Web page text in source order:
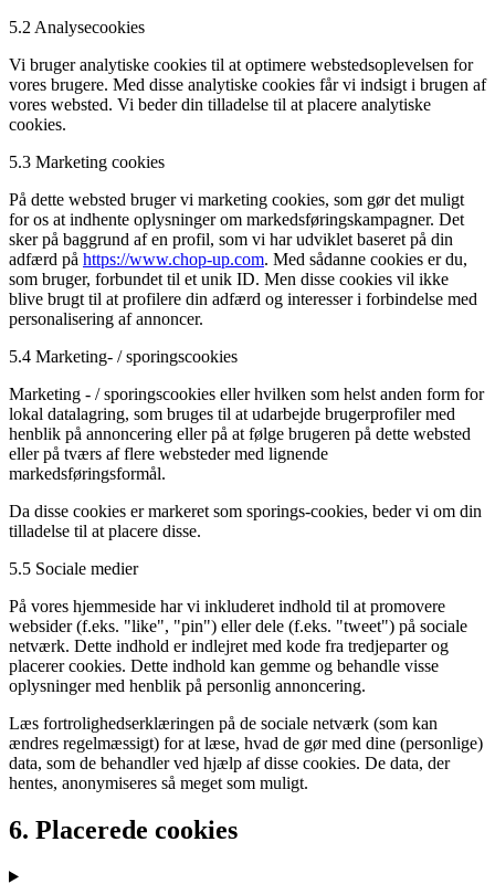
5.2 Analysecookies
Vi bruger analytiske cookies til at optimere webstedsoplevelsen for
vores brugere. Med disse analytiske cookies får vi indsigt i brugen af
​​vores websted. Vi beder din tilladelse til at placere analytiske
cookies.
5.3 Marketing cookies
På dette websted bruger vi marketing cookies, som gør det muligt
for os at indhente oplysninger om markedsføringskampagner. Det
sker på baggrund af en profil, som vi har udviklet baseret på din
adfærd på https://www.chop-up.com. Med sådanne cookies er du,
som bruger, forbundet til et unik ID. Men disse cookies vil ikke
blive brugt til at profilere din adfærd og interesser i forbindelse med
personalisering af annoncer.
5.4 Marketing- / sporingscookies
Marketing - / sporingscookies eller hvilken som helst anden form for
lokal datalagring, som bruges til at udarbejde brugerprofiler med
henblik på annoncering eller på at følge brugeren på dette websted
eller på tværs af flere websteder med lignende
markedsføringsformål.
Da disse cookies er markeret som sporings-cookies, beder vi om din
tilladelse til at placere disse.
5.5 Sociale medier
På vores hjemmeside har vi inkluderet indhold til at promovere
websider (f.eks. "like", "pin") eller dele (f.eks. "tweet") på sociale
netværk. Dette indhold er indlejret med kode fra tredjeparter og
placerer cookies. Dette indhold kan gemme og behandle visse
oplysninger med henblik på personlig annoncering.
Læs fortrolighedserklæringen på de sociale netværk (som kan
ændres regelmæssigt) for at læse, hvad de gør med dine (personlige)
data, som de behandler ved hjælp af disse cookies. De data, der
hentes, anonymiseres så meget som muligt.
6. Placerede cookies